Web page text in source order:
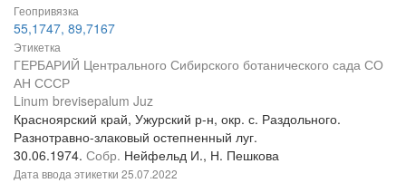
Геопривязка
55,1747, 89,7167
Этикетка
ГЕРБАРИЙ Центрального Сибирского ботанического сада СО
АН СССР
Linum brevisepalum Juz
Красноярский край, Ужурский р-н, окр. с. Раздольного.
Разнотравно-злаковый остепненный луг.
30.06.1974. Собр. Нейфельд И., Н. Пешкова
Дата ввода этикетки 25.07.2022